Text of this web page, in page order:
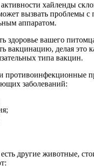
хайленды
вызвать проблемы с
аппаратом.
здоровье вашего
вакцинацию, делая это
типа вакцин.
противоинфекционные
заболеваний:
другие животные,